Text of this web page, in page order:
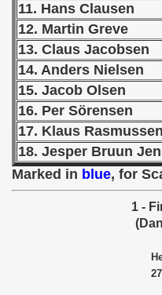
11. Hans Clausen
12. Martin Greve
13. Claus Jacobsen
14. Anders Nielsen
15. Jacob Olsen
16. Per Sörensen
17. Klaus Rasmussen
18. Jesper Bruun
Marked in blue, for
1 -
1946